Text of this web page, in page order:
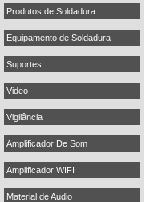
Produtos de Soldadura
Equipamento de Soldadura
Suportes
Video
Vigilância
Amplificador De Som
Amplificador WIFI
Material de Audio